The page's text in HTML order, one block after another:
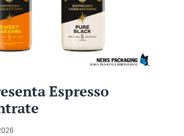
Espresso